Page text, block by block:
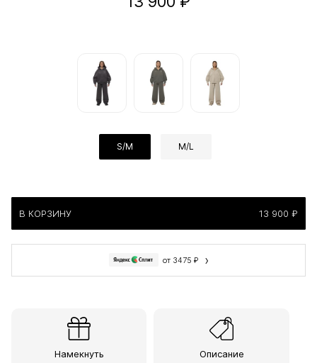
S/M M/L
В КОРЗИНУ 13 900 ₽
от 3475 ₽ ›
Намекнуть
Описание